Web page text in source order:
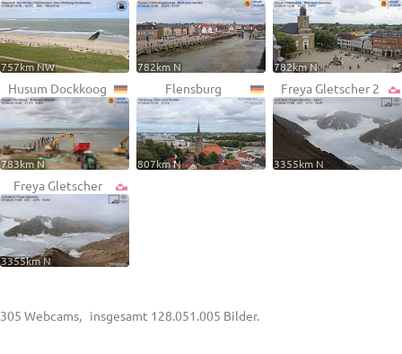
757km NW 782km N 782km N
Husum Dockkoog
783km N
Flensburg
807km N
Freya Gletscher 2
3355km N
Freya Gletscher
3355km N
305 Webcams, insgesamt 128.051.005 Bilder.